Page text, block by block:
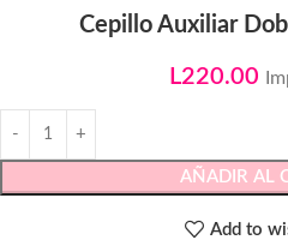
Cepillo Auxiliar
L220.00
AÑADIR AL
Add to